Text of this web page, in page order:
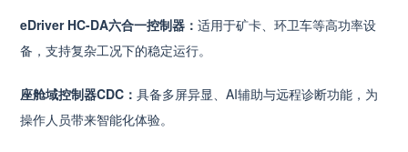
eDriver HC-DA六合一控制器：适用于矿卡、环卫车等高功率设
备，支持复杂工况下的稳定运行。
座舱域控制器CDC：具备多屏异显、AI辅助与远程诊断功能，为
操作人员带来智能化体验。